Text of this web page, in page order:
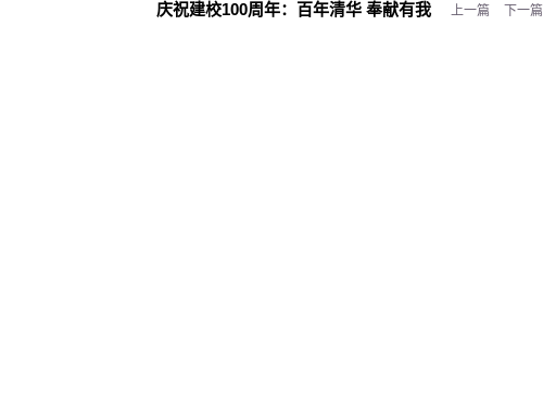
庆祝建校100周年： 百年清华 奉献有我 上一篇
下一篇